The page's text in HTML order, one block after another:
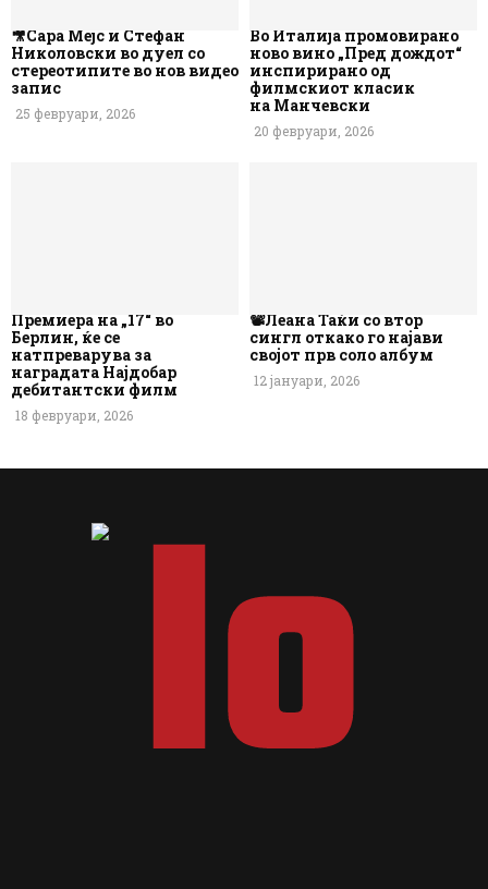
🎥Сара Мејс и Стефан
Николовски во дуел со
стереотипите во нов видео
запис
25 февруари, 2026
Во Италија промовирано
ново вино „Пред дождот“
инспирирано од
филмскиот класик
на Манчевски
20 февруари, 2026
Премиера на „17“ во
Берлин, ќе се
натпреварува за
наградата Најдобар
дебитантски филм
18 февруари, 2026
📽️Леана Таќи со втор
сингл откако го најави
својот прв соло албум
12 јануари, 2026